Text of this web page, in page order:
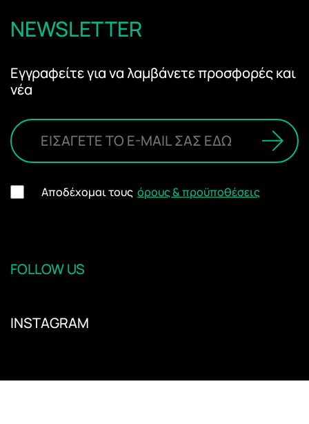
NEWSLETTER
Εγγραφείτε για να λαμβάνετε προσφορές και
νέα
Αποδέχομαι τους όρους & προϋποθέσεις
FOLLOW US
INSTAGRAM